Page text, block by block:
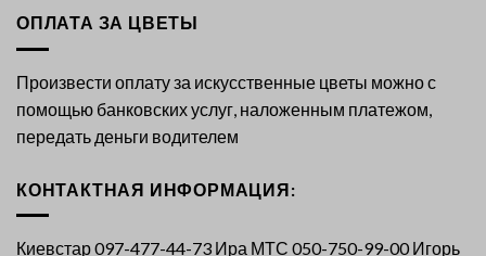
ОПЛАТА ЗА ЦВЕТЫ
Произвести оплату за искусственные цветы можно с
помощью банковских услуг, наложенным платежом,
передать деньги водителем
КОНТАКТНАЯ ИНФОРМАЦИЯ:
Киевстар 097-477-44-73 Ира МТС 050-750-99-00 Игорь